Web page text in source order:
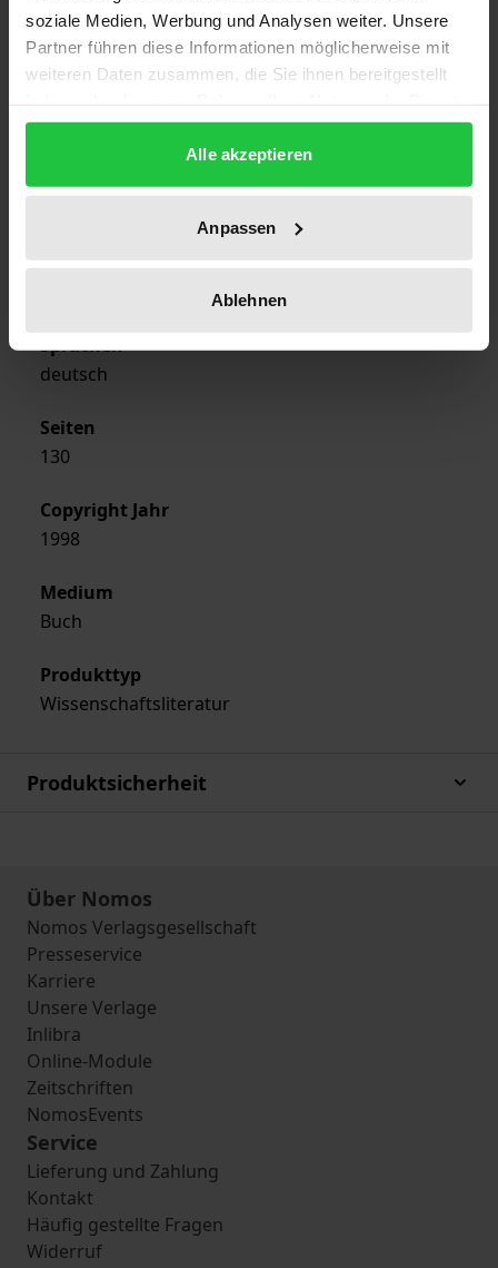
soziale Medien, Werbung und Analysen weiter. Unsere
Partner führen diese Informationen möglicherweise mit
weiteren Daten zusammen, die Sie ihnen bereitgestellt
gesammelt haben.
Alle akzeptieren
Anpassen
Ablehnen
Erscheinungsdatum
01.01.1998
1998
Verlag
Ausgabeart
Sprachen
deutsch
Seiten
130
Copyright Jahr
1998
Medium
Buch
Produkttyp
Wissenschaftsliteratur
Produktsicherheit
Über Nomos
Nomos Verlagsgesellschaft
Presseservice
Karriere
Unsere Verlage
Inlibra
Online-Module
Zeitschriften
NomosEvents
Service
Lieferung und Zahlung
Kontakt
Häufig gestellte Fragen
Widerruf